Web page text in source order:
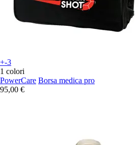
+-3
1 colori
PowerCare Borsa medica pro
95,00 €